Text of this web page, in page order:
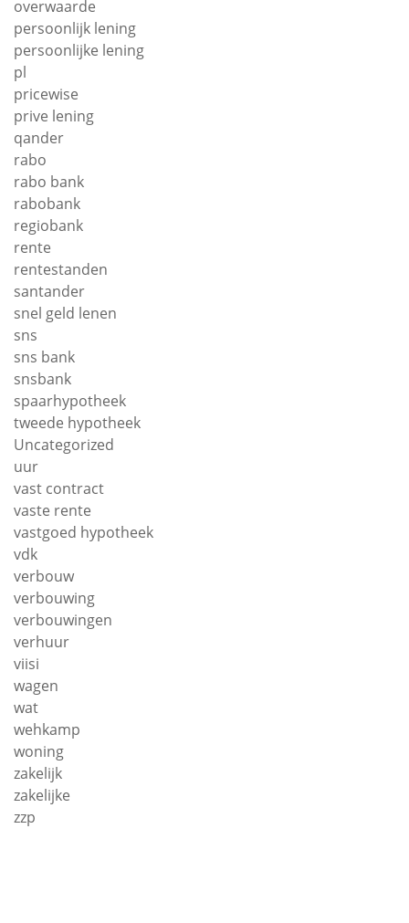
overwaarde
persoonlijk lening
persoonlijke lening
pl
pricewise
prive lening
qander
rabo
rabo bank
rabobank
regiobank
rente
rentestanden
santander
snel geld lenen
sns
sns bank
snsbank
spaarhypotheek
tweede hypotheek
Uncategorized
uur
vast contract
vaste rente
vastgoed hypotheek
vdk
verbouw
verbouwing
verbouwingen
verhuur
viisi
wagen
wat
wehkamp
woning
zakelijk
zakelijke
zzp